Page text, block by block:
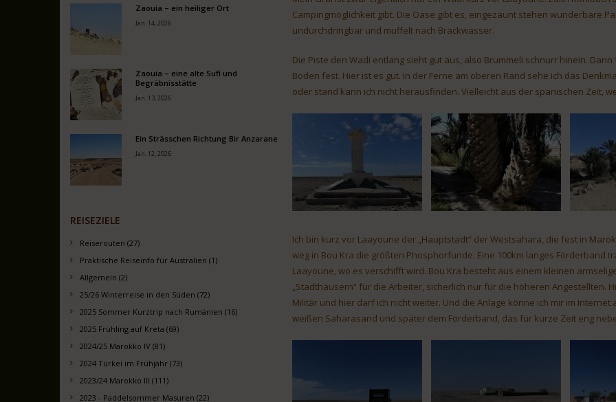
Campingmöglichkeit gibt. Die Oase gibt es, eingezäunt stehen wunderbare
undurchdringbar und muffelt nach Brackwasser.
Die Piste den Wadi entlang sieht gut aus, also Brummeli schnurr hinein.
Boden fest. Hier ist es gut. In der Ferne am oberen Rand sehe ich das
oder stand kann ich nicht herausfinden. Vielleicht aus der spanischen Zeit,
Ich bin kurz vor Laayoune der „Hauptstadt“ der Westsahara, die fest in
weg in Bou Kra die größten Phosphorfunde. Eine 100km langes
Laayoune, wo es verschifft wird. Bou Kra besteht aus einem kleinen
„Stadthäusern“ für die Arbeiter, sicherlich nur für die höheren Angestellten.
Militär und hier darf ich nicht weiter. Und die Anlage könne ich mir im
weißen Saharasand und später dem Förderband, das für kurze Zeit eng
Zaouia – ein heiliger Ort
Jan. 14, 2026
Zaouia – eine alte Sufi und
Begräbnisstätte
Jan. 13, 2026
Ein Strässchen Richtung Bir Anzarane
Jan. 12, 2026
REISEZIELE
Reiserouten (27)
Praktische Reiseinfo für Australien (1)
Allgemein (2)
25/26 Winterreise in den Süden (72)
2025 Sommer Kurztrip nach Rumänien (16)
2025 Frühling auf Kreta (69)
2024/25 Marokko IV (81)
2024 Türkei im Frühjahr (73)
2023/24 Marokko III (111)
2023 - Paddelsommer Masuren (22)